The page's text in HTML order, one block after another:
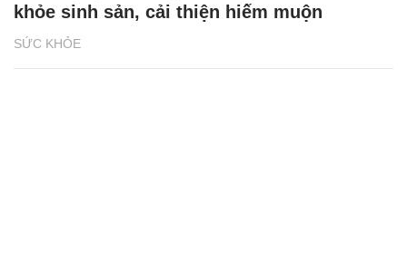
SỨC KHỎE
khỏe sinh sản, cải thiện hiếm muộn